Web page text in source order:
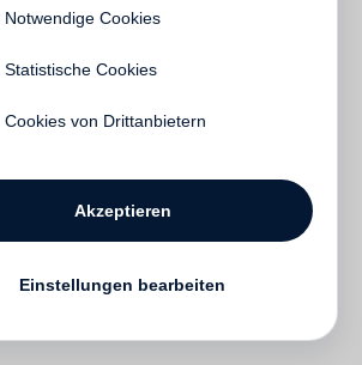
Notwendige Cookies
Statistische Cookies
Cookies von Drittanbietern
Akzeptieren
Einstellungen bearbeiten